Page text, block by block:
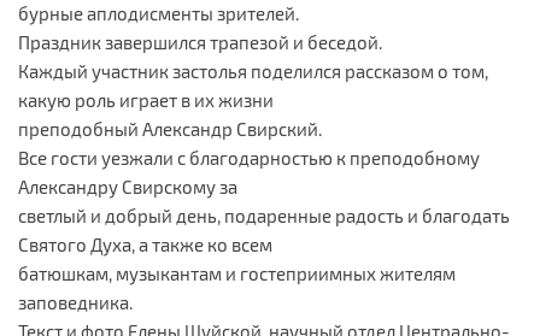
бурные аплодисменты зрителей.
Праздник завершился трапезой и беседой.
Каждый участник застолья поделился рассказом о том,
какую роль играет в их жизни
преподобный Александр Свирский.
Все гости уезжали с благодарностью к преподобному
Александру Свирскому за
светлый и добрый день, подаренные радость и благодать
Святого Духа, а также ко всем
батюшкам, музыкантам и гостеприимных жителям
заповедника.
Текст и фото Елены Шуйской, научный отдел Центрально-